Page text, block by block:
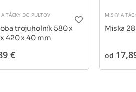
A TÁCKY DO PULTOV
trojuholník 580 x
420 x 40 mm
€
MISKY A
Miska
od